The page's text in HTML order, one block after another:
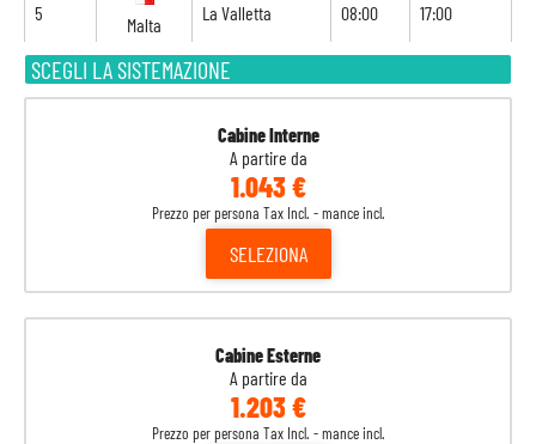
SCEGLI LA SISTEMAZIONE
Cabine Interne
A partire da
1.043 €
Prezzo per persona Tax Incl. - mance incl.
SELEZIONA
Cabine Esterne
A partire da
1.203 €
Prezzo per persona Tax Incl. - mance incl.
5
Malta
La Valletta 08:00 17:00
6 Navigazione
Barcellona
Marsiglia